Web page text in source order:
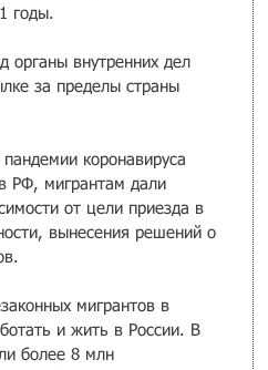
годы.
органы внутренних дел
за пределы страны
коронавируса
РФ, мигрантам дали
от цели приезда в
вынесения решений о
мигрантов в
и жить в России. В
более 8 млн